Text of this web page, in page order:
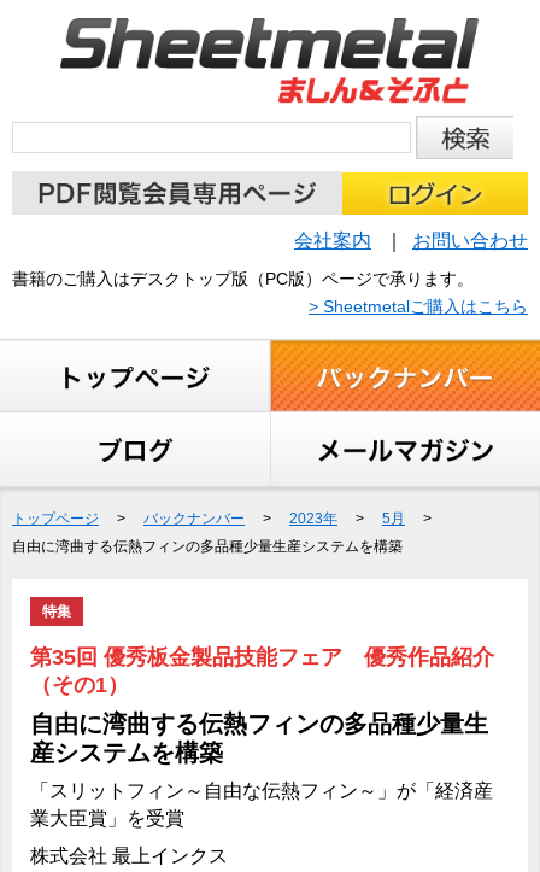
会社案内 お問い合わせ
書籍のご購入はデスクトップ版（PC版）ページで承ります。
> Sheetmetalご購入はこちら
トップページ > バックナンバー > 2023年 > 5月
>
自由に湾曲する伝熱フィンの多品種少量生産システムを構築
特集
第35回 優秀板金製品技能フェア 優秀作品紹介
（その1）
自由に湾曲する伝熱フィンの多品種少量生
産システムを構築
「スリットフィン～自由な伝熱フィン～」が「経済産
業大臣賞」を受賞
株式会社 最上インクス